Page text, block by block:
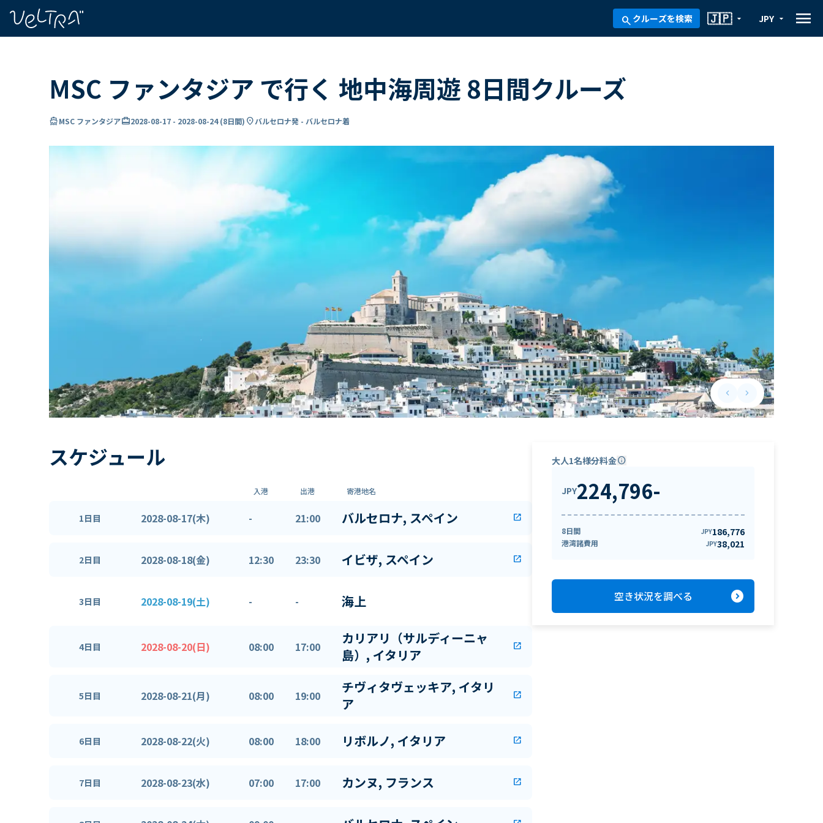
search クルーズを検索 arrow_drop_down
🇯🇵 arrow_drop_down
JPY menu
MSC ファンタジア で行く 地中海周遊 8日間クルーズ
directions_boatMSC ファンタジアcard_travel2028-08-17 - 2028-08-24(8日間) location_onバルセロナ発 - バルセロナ着
keyboard_arrow_leftPrevious slide
keyboard_arrow_rightNext slide
スケジュール
入港 出港 寄港地名
1日目 2028-08-17(木) - 21:00 バルセロナ, スペイン open_in_new
2日目 2028-08-18(金) 12:30 23:30 イビザ, スペイン open_in_new
3日目 2028-08-19(土) - - 海上
4日目 2028-08-20(日) 08:00 17:00
カリアリ（サルディーニャ
島）, イタリア
open_in_new
5日目 2028-08-21(月) 08:00 19:00
チヴィタヴェッキア, イタリ
ア
open_in_new
6日目 2028-08-22(火) 08:00 18:00 リボルノ, イタリア open_in_new
7日目 2028-08-23(水) 07:00 17:00 カンヌ, フランス open_in_new
大人1名様分料金info
JPY224,796-
8日間 JPY186,776
港湾諸費用 JPY38,021
空き状況を調べる expand_circle_right